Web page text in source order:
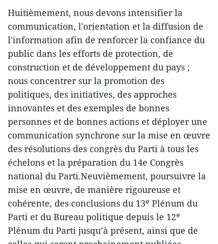
Huitièmement, nous devons intensifier la
communication, l'orientation et la diffusion de
l'information afin de renforcer la confiance du
public dans les efforts de protection, de
construction et de développement du pays ;
nous concentrer sur la promotion des
politiques, des initiatives, des approches
innovantes et des exemples de bonnes
personnes et de bonnes actions et déployer une
communication synchrone sur la mise en œuvre
des résolutions des congrès du Parti à tous les
échelons et la préparation du 14e Congrès
national du Parti.Neuvièmement, poursuivre la
mise en œuvre, de manière rigoureuse et
cohérente, des conclusions du 13ᵉ Plénum du
Parti et du Bureau politique depuis le 12ᵉ
Plénum du Parti jusqu’à présent, ainsi que de